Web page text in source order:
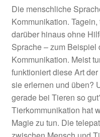
Die menschliche
Kommunikation.
darüber hinaus ohne
Sprache – zum Beispiel
Kommunikation. Meist
funktioniert diese Art
sie erlernen und üben?
gerade bei Tieren so
Tierkommunikation hat
Magie zu tun. Die